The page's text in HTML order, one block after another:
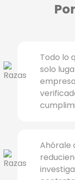
Todo lo
solo
Ahórale